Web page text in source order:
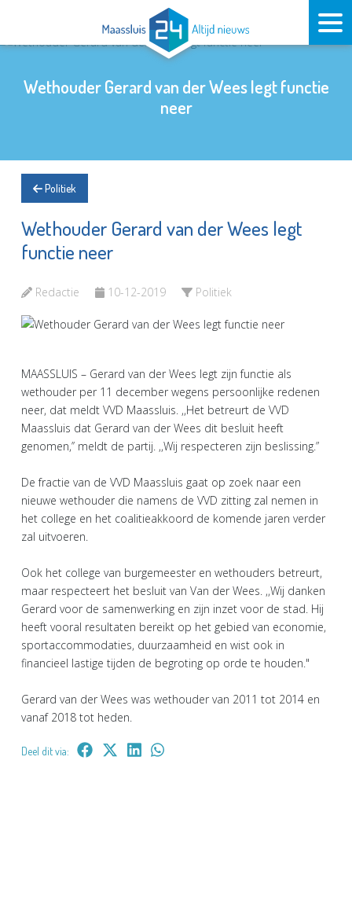
Wethouder Gerard van der Wees legt functie
neer
Politiek
Wethouder Gerard van der Wees legt
functie neer
Redactie 10-12-2019 Politiek
MAASSLUIS – Gerard van der Wees legt zijn functie als
wethouder per 11 december wegens persoonlijke redenen
neer, dat meldt VVD Maassluis. ,,Het betreurt de VVD
Maassluis dat Gerard van der Wees dit besluit heeft
genomen,’’ meldt de partij. ,,Wij respecteren zijn beslissing.”
De fractie van de VVD Maassluis gaat op zoek naar een
nieuwe wethouder die namens de VVD zitting zal nemen in
het college en het coalitieakkoord de komende jaren verder
zal uitvoeren.
Ook het college van burgemeester en wethouders betreurt,
maar respecteert het besluit van Van der Wees. ,,Wij danken
Gerard voor de samenwerking en zijn inzet voor de stad. Hij
heeft vooral resultaten bereikt op het gebied van economie,
sportaccommodaties, duurzaamheid en wist ook in
financieel lastige tijden de begroting op orde te houden."
Gerard van der Wees was wethouder van 2011 tot 2014 en
vanaf 2018 tot heden.
Deel dit via: